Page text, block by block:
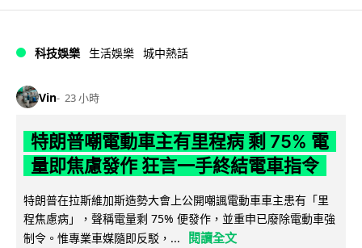
科技娛樂 生活娛樂 城中熱話
Vin 23 小時
特朗普嘲電動車主有里程病 剩 75% 電
量即焦慮發作 狂言一手終結電車指令
特朗普在拉斯維加斯造勢大會上公開嘲諷電動車車主患有「里
程焦慮病」，聲稱電量剩 75% 便發作，並重申已廢除電動車強
制令。惟專業車媒隨即反駁，...
閱讀全文